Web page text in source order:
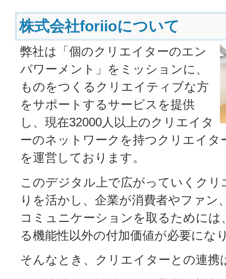
株式会社foriioについて
弊社は「個のクリエイターのエン
パワーメント」をミッションに、
ものをつくるクリエイティブな方
をサポートするサービスを提供
し、現在32000人以上のクリエイタ
ーのネットワークを持つクリエイタ
を運営しております。
このデジタル上で広がっていくク
りを活かし、企業が消費者やファン
コミュニケーションを取るために
る機能性以外の付加価値が必要にな
そんなとき、クリエイターとの連携